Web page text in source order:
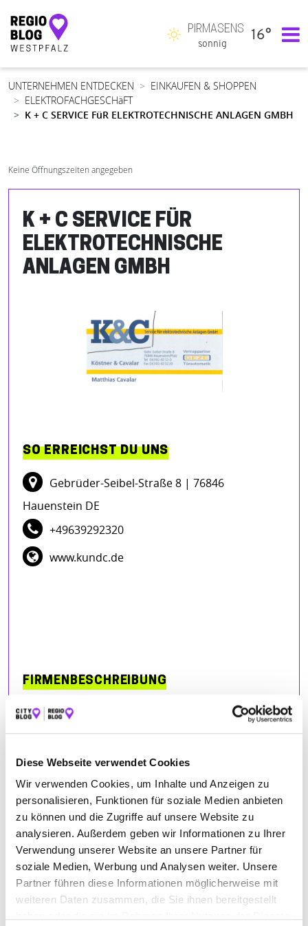
Diese Webseite verwendet Cookies
Wir verwenden Cookies, um Inhalte und Anzeigen zu
personalisieren, Funktionen für soziale Medien anbieten
zu können und die Zugriffe auf unsere Website zu
analysieren. Außerdem geben wir Informationen zu Ihrer
Verwendung unserer Website an unsere Partner für
soziale Medien, Werbung und Analysen weiter. Unsere
Partner führen diese Informationen möglicherweise mit
weiteren Daten zusammen, die Sie ihnen bereitgestellt
Hauptnavigation
PIRMASENS
sonnig
16°
UNTERNEHMEN ENTDECKEN
EINKAUFEN & SHOPPEN
ELEKTROFACHGESCHäFT
K + C SERVICE FüR ELEKTROTECHNISCHE ANLAGEN GMBH
Keine Öffnungszeiten angegeben
K + C SERVICE FÜR
ELEKTROTECHNISCHE
ANLAGEN GMBH
SO ERREICHST DU UNS
Gebrüder-Seibel-Straße 8 | 76846
Hauenstein DE
+49639292320
www.kundc.de
FIRMENBESCHREIBUNG
Termine nach Vereinbarung.
BILDER